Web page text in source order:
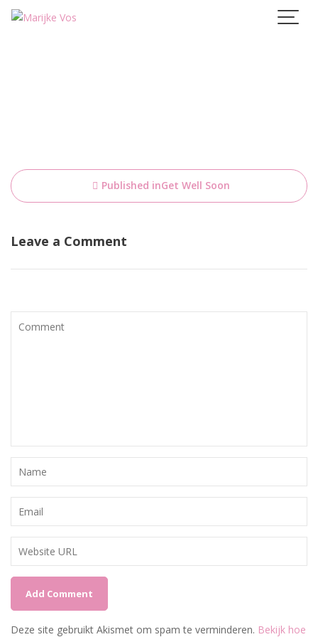
Skip
Bericht
navigatie
Published inGet Well Soon
Leave a Comment
Deze site gebruikt Akismet om spam te verminderen. Bekijk hoe